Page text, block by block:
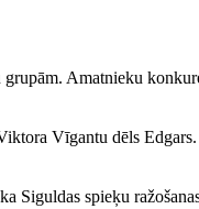
Amatnieku
Vīgantu dēls
Siguldas spieķu